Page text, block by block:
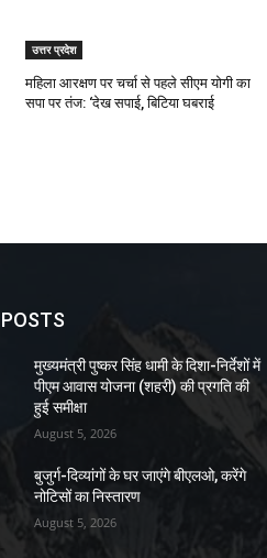
उत्तर प्रदेश
महिला आरक्षण पर चर्चा से पहले सीएम योगी का
सपा पर तंज: ‘देख सपाई, बिटिया घबराई
मुख्यमंत्री पुष्कर सिंह धामी के दिशा-निर्देशों में
पीएम आवास योजना (शहरी) की प्रगति की
हुई समीक्षा
August 5, 2026
बुजुर्ग-दिव्यांगों के घर जाएंगे बीएलओ, करेंगे
नोटिसों का निस्तारण
August 5, 2026